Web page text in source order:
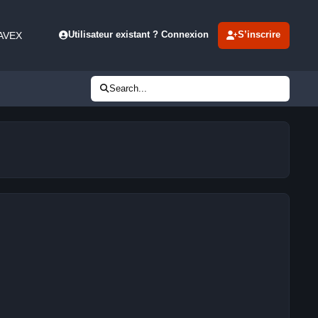
Utilisateur existant ? Connexion S’inscrire
Search...